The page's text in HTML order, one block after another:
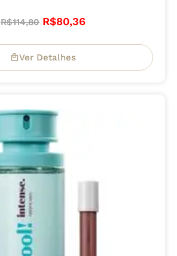
R$114,80 R$80,36
Ver Detalhes